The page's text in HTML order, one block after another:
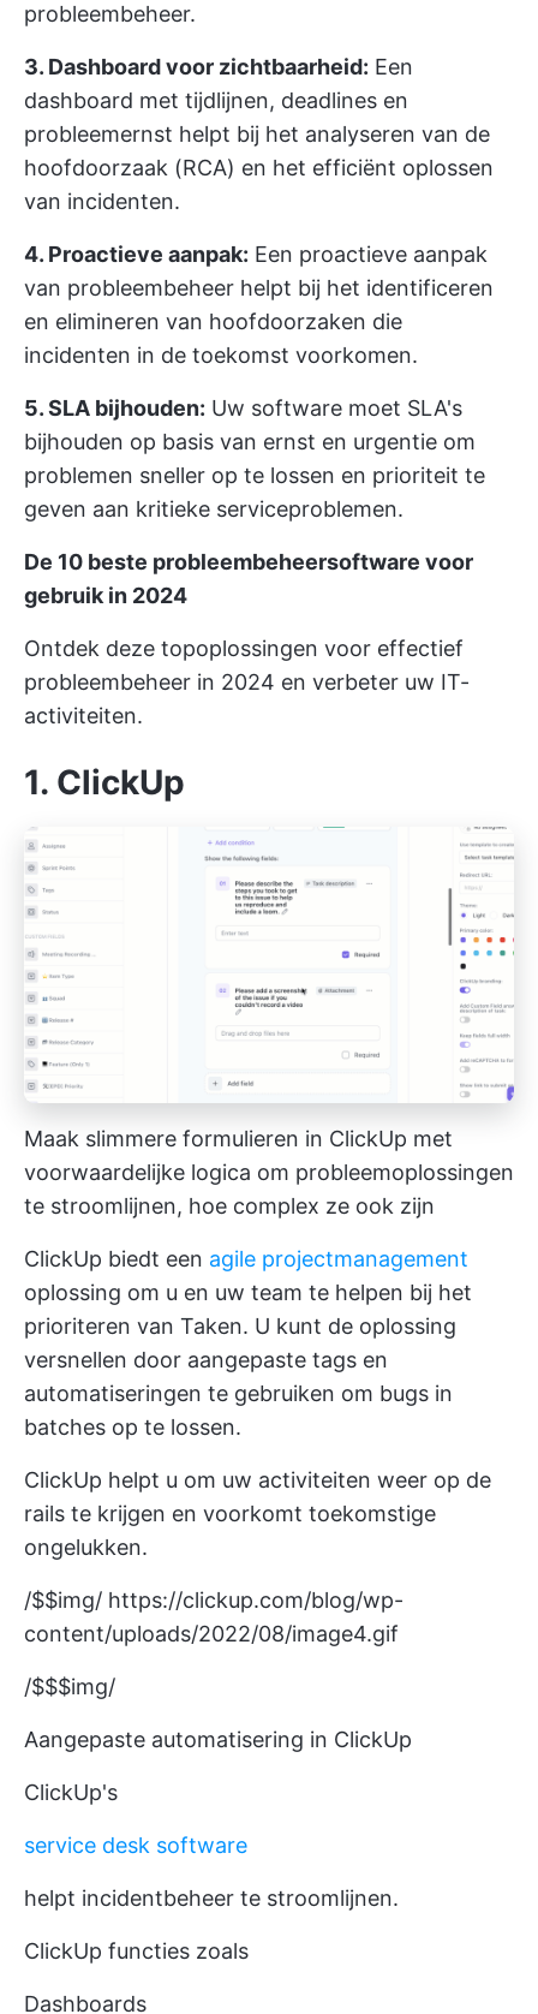
probleembeheer.
3. Dashboard voor zichtbaarheid: Een
dashboard met tijdlijnen, deadlines en
probleemernst helpt bij het analyseren van de
hoofdoorzaak (RCA) en het efficiënt oplossen
van incidenten.
4. Proactieve aanpak: Een proactieve aanpak
van probleembeheer helpt bij het identificeren
en elimineren van hoofdoorzaken die
incidenten in de toekomst voorkomen.
5. SLA bijhouden: Uw software moet SLA's
bijhouden op basis van ernst en urgentie om
problemen sneller op te lossen en prioriteit te
geven aan kritieke serviceproblemen.
De 10 beste probleembeheersoftware voor
gebruik in 2024
Ontdek deze topoplossingen voor effectief
probleembeheer in 2024 en verbeter uw IT-
activiteiten.
1. ClickUp
Maak slimmere formulieren in ClickUp met
voorwaardelijke logica om probleemoplossingen
te stroomlijnen, hoe complex ze ook zijn
ClickUp biedt een agile projectmanagement
oplossing om u en uw team te helpen bij het
prioriteren van Taken. U kunt de oplossing
versnellen door aangepaste tags en
automatiseringen te gebruiken om bugs in
batches op te lossen.
ClickUp helpt u om uw activiteiten weer op de
rails te krijgen en voorkomt toekomstige
ongelukken.
/$$img/ https://clickup.com/blog/wp-
content/uploads/2022/08/image4.gif
/$$$img/
Aangepaste automatisering in ClickUp
ClickUp's
service desk software
helpt incidentbeheer te stroomlijnen.
ClickUp functies zoals
Dashboards